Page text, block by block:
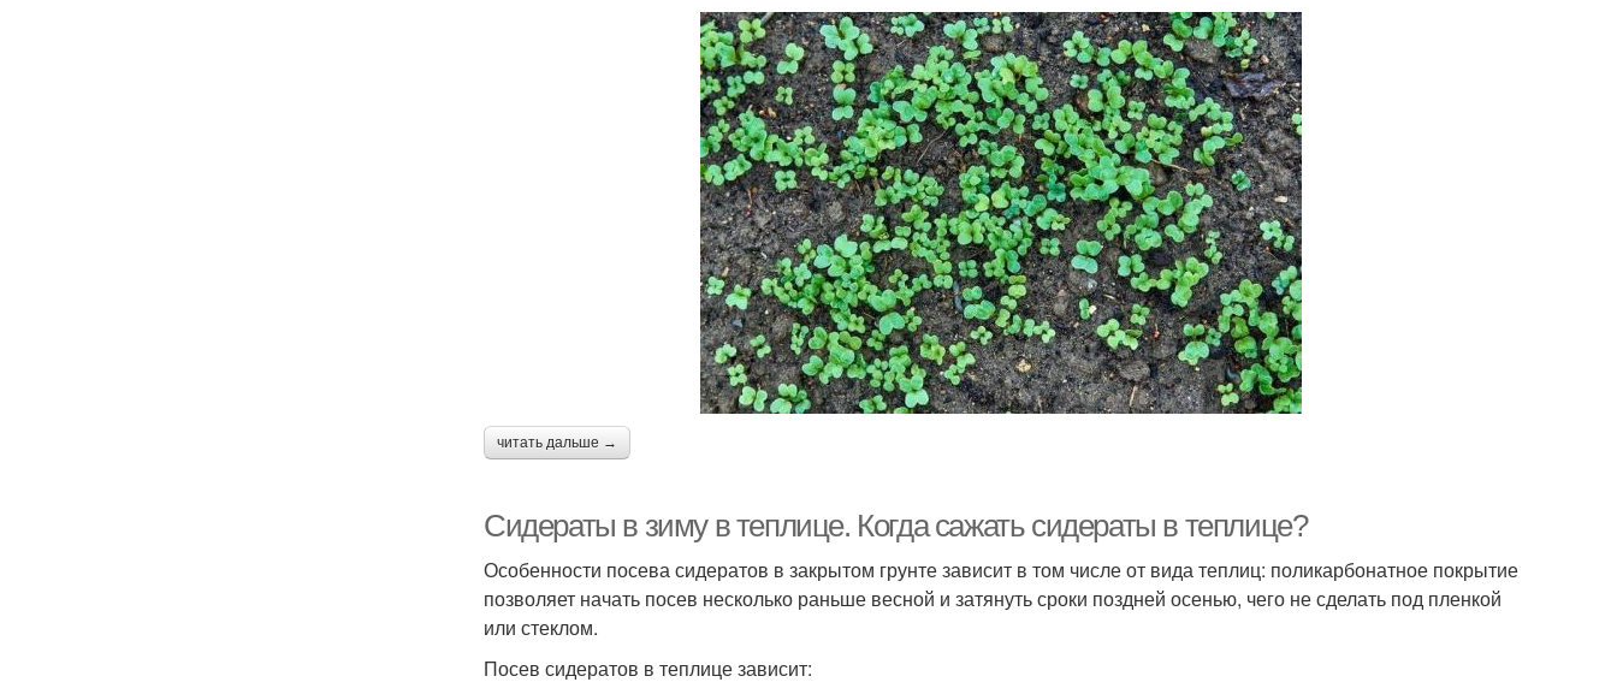
читать дальше →
Сидераты в зиму в теплице. Когда сажать сидераты в теплице?
Особенности посева сидератов в закрытом грунте зависит в том числе от вида теплиц: поликарбонатное покрытие
позволяет начать посев несколько раньше весной и затянуть сроки поздней осенью, чего не сделать под пленкой
или стеклом.
Посев сидератов в теплице зависит: